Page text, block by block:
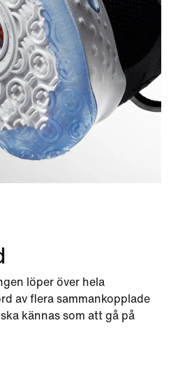
löper över hela
av flera sammankopplade
kännas som att gå på